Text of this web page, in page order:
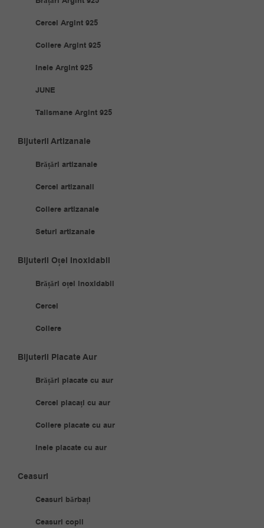
Cercei Argint 925
Coliere Argint 925
Inele Argint 925
JUNE
Talismane Argint 925
Bijuterii Artizanale
Brățări artizanale
Cercei artizanali
Coliere artizanale
Seturi artizanale
Bijuterii Oțel Inoxidabil
Brățări oțel inoxidabil
Cercei
Coliere
Bijuterii Placate Aur
Brățări placate cu aur
Cercei placați cu aur
Coliere placate cu aur
Inele placate cu aur
Ceasuri
Ceasuri bărbați
Ceasuri copii